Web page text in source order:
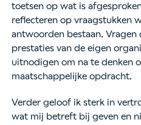
toetsen op wat is
reflecteren op vraagstukken
antwoorden bestaan. Vragen
prestaties van de eigen
uitnodigen om na te denken
maatschappelijke opdracht.
Verder geloof ik sterk in
wat mij betreft bij geven en